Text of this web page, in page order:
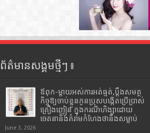
ព័ត៌មានសង្គមថ្មីៗ ៖
ឪពុក-ម្ដាយអស់ការអត់ធ្មត់,ប្ដឹងសមត្ថ
កិច្ចឱ្យចាប់ខ្លួនកូនប្រុសបង្កើតប្រើប្រាស់
គ្រឿងញៀន ក្នុងករណីហិង្សាដោយ
ចេតនានិងគំរាមកំហែងថានឹងសម្លាប់
June 3, 2026